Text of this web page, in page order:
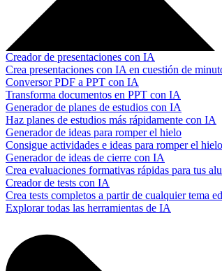
Creador de presentaciones con IA
Crea presentaciones con IA en cuestión de
Conversor PDF a PPT con IA
Transforma documentos en PPT con IA
Generador de planes de estudios con IA
Haz planes de estudios más rápidamente con IA
Generador de ideas para romper el hielo
Consigue actividades e ideas para romper el hielo
Generador de ideas de cierre con IA
Crea evaluaciones formativas rápidas para tus
Creador de tests con IA
Crea tests completos a partir de cualquier tema
Explorar todas las herramientas de IA